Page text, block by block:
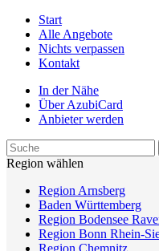
Start
Alle Angebote
Nichts verpassen
Kontakt
In der Nähe
Über AzubiCard
Anbieter werden
Region wählen
Region Arnsberg
Baden Württemberg
Region Bodensee
Region Bonn Rhein-
Region Chemnitz